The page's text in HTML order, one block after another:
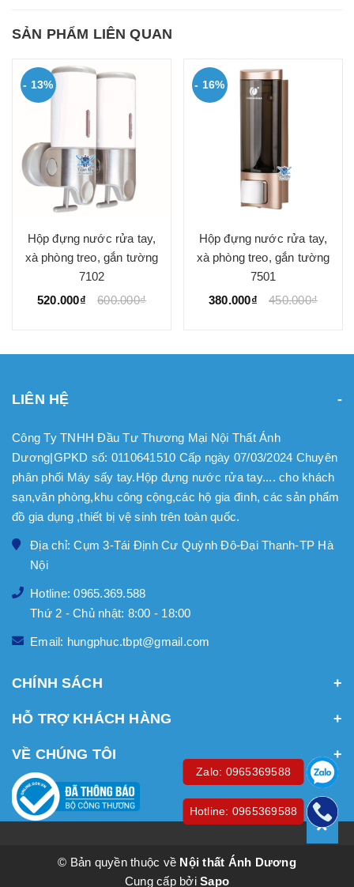
SẢN PHẨM LIÊN QUAN
- 13%
Hộp đựng nước rửa tay,
xà phòng treo, gắn tường
7102
520.000₫
600.000₫
- 16%
Hộp đựng nước rửa tay,
xà phòng treo, gắn tường
7501
380.000₫
450.000₫
LIÊN HỆ
Công Ty TNHH Đầu Tư Thương Mại Nội Thất Ánh
Dương|GPKD số: 0110641510 Cấp ngày 07/03/2024 Chuyên
phân phối Máy sấy tay.Hộp đựng nước rửa tay.... cho khách
sạn,văn phòng,khu công cộng,các hộ gia đình, các sản phẩm
đồ gia dụng ,thiết bị vệ sinh trên toàn quốc.
Địa chỉ: Cụm 3-Tái Định Cư Quỳnh Đô-Đại Thanh-TP Hà
Nội
Hotline: 0965.369.588
Thứ 2 - Chủ nhật: 8:00 - 18:00
Email: hungphuc.tbpt@gmail.com
CHÍNH SÁCH
HỖ TRỢ KHÁCH HÀNG
VỀ CHÚNG TÔI
© Bản quyền thuộc về Nội thất Ánh Dương
Cung cấp bởiSapo
Zalo: 0965369588
Hotline: 0965369588